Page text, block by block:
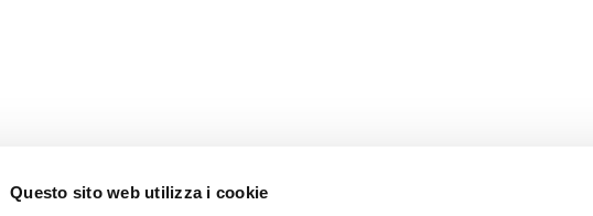
Questo sito web utilizza i cookie